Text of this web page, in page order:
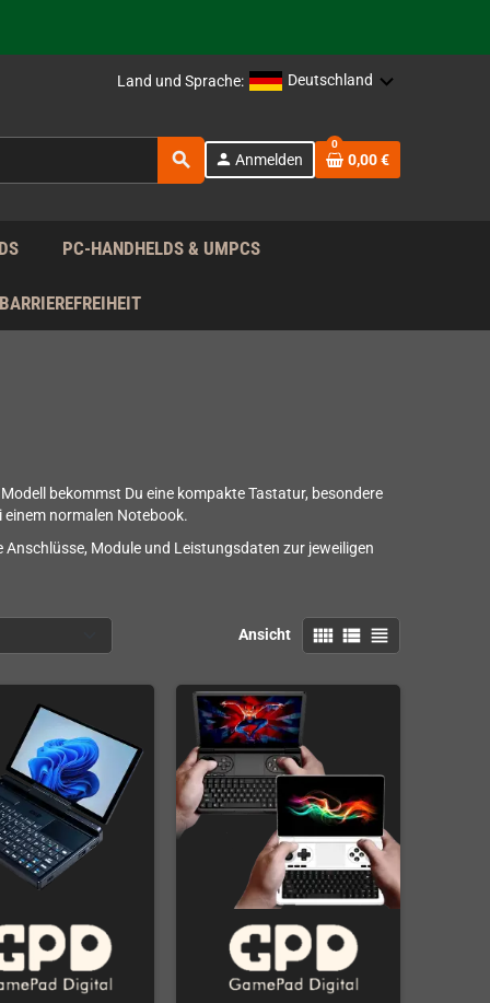
Land und Sprache: Deutschland
search person Anmelden
0
0,00 €
PC-HANDHELDS & UMPCS
bekommst Du eine kompakte Tastatur, besondere
einem normalen Notebook.
Anschlüsse, Module und Leistungsdaten zur jeweiligen
Ansicht view_comfy view_list view_headline